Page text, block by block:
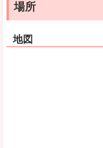
場所
地図